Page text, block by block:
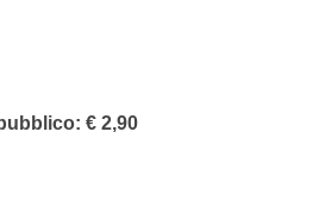
€ 2,90